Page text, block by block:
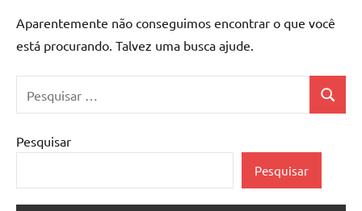
Aparentemente não conseguimos encontrar o que você
está procurando. Talvez uma busca ajude.
por:
Pesquisar
Pesquisar